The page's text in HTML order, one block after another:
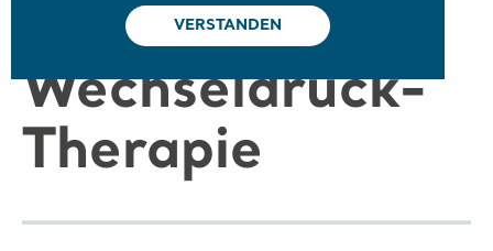
VERSTANDEN
bei der
Wechseldruck-
Therapie